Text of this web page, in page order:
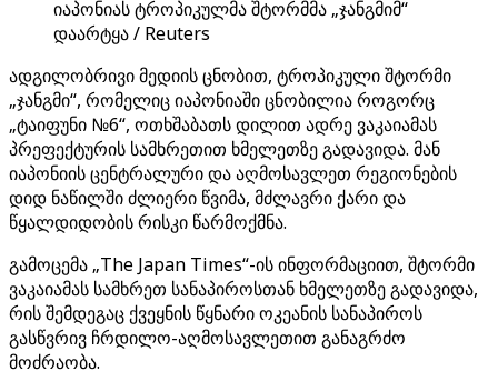
იაპონიას ტროპიკულმა შტორმმა „ჯანგმიმ“
დაარტყა / Reuters
ადგილობრივი მედიის ცნობით, ტროპიკული შტორმი
„ჯანგმი“, რომელიც იაპონიაში ცნობილია როგორც
„ტაიფუნი №6“, ოთხშაბათს დილით ადრე ვაკაიამას
პრეფექტურის სამხრეთით ხმელეთზე გადავიდა. მან
იაპონიის ცენტრალური და აღმოსავლეთ რეგიონების
დიდ ნაწილში ძლიერი წვიმა, მძლავრი ქარი და
წყალდიდობის რისკი წარმოქმნა.
გამოცემა „The Japan Times“-ის ინფორმაციით, შტორმი
ვაკაიამას სამხრეთ სანაპიროსთან ხმელეთზე გადავიდა,
რის შემდეგაც ქვეყნის წყნარი ოკეანის სანაპიროს
გასწვრივ ჩრდილო-აღმოსავლეთით განაგრძო
მოძრაობა.